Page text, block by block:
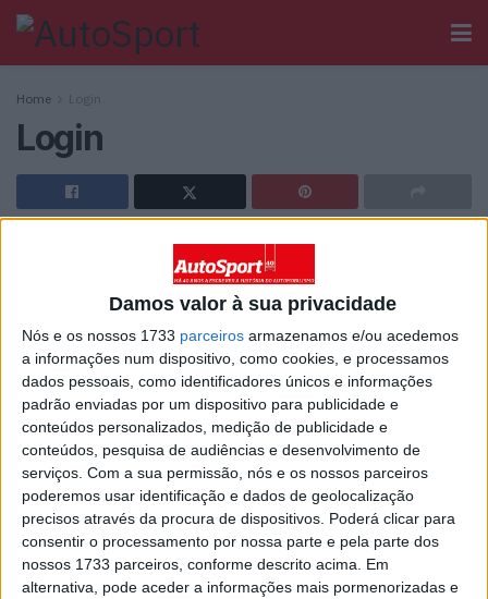
Damos valor à sua privacidade
Nós e os nossos 1733 parceiros armazenamos e/ou acedemos
a informações num dispositivo, como cookies, e processamos
dados pessoais, como identificadores únicos e informações
padrão enviadas por um dispositivo para publicidade e
conteúdos personalizados, medição de publicidade e
conteúdos, pesquisa de audiências e desenvolvimento de
serviços. Com a sua permissão, nós e os nossos parceiros
poderemos usar identificação e dados de geolocalização
precisos através da procura de dispositivos. Poderá clicar para
consentir o processamento por nossa parte e pela parte dos
nossos 1733 parceiros, conforme descrito acima. Em
alternativa, pode aceder a informações mais pormenorizadas e
Home Login
Login
Ainda não tem registo no Autosport?
Sobre
Especialistas em automóveis, automobilismo e demais desportos
motorizados há 48 anos.